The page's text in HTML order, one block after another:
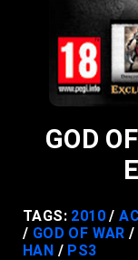
GOD
TAGS: 2010
GOD OF WAR
HAN
PS3